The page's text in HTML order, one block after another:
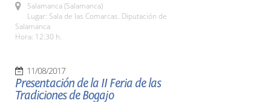
Salamanca (Salamanca)
Lugar: Sala de las Comarcas. Diputación de
Salamanca
Hora: 12:30 h.
11/08/2017
Presentación de la II Feria de las
Tradiciones de Bogajo